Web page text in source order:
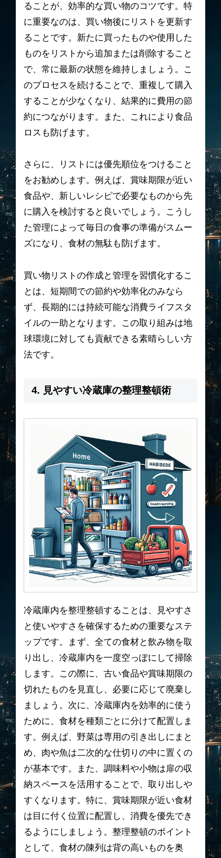
ることが、効率的な買い物のコツです。特
に重要なのは、買い物後にリストを更新す
ることです。新たに買ったものや使用した
ものをリストから追加または削除すること
で、常に最新の状態を維持しましょう。こ
のプロセスを続けることで、重複して購入
することが少なくなり、結果的に費用の節
約につながります。また、これにより食品
ロスも防げます。
さらに、リストには優先順位をつけること
をお勧めします。例えば、賞味期限が近い
食品や、新しいレシピで必要なものから先
に購入を検討すると良いでしょう。こうし
た管理によって毎日の食事の準備がスムー
ズになり、食材の無駄も防げます。
買い物リストの作成と管理を習慣化するこ
とは、短期間での節約や効率化のみなら
ず、長期的には持続可能な消費ライフスタ
イルの一助となります。この取り組みは地
球環境に対しても貢献できる素晴らしい方
法です。
4. 見やすい冷蔵庫の整理整頓術
冷蔵庫内を整理整頓することは、見やすさ
と使いやすさを確保するための重要なステ
ップです。まず、全ての食材と飲み物を取
り出し、冷蔵庫内を一度空っぽにして掃除
します。この際に、古い食品や賞味期限の
切れたものを見直し、必要に応じて廃棄し
ましょう。次に、冷蔵庫内を効率的に使う
ために、食材を種類ごとに分けて配置しま
す。例えば、野菜は専用の引き出しにまと
め、肉や魚は二次的な仕切りの中に置くの
が基本です。また、調味料や小物は扉の収
納スペースを活用することで、取り出しや
すくなります。特に、賞味期限が近い食材
は目に付く位置に配置し、消費を優先でき
るようにしましょう。整理整頓のポイント
として、食材の陳列は背の高いものを奥